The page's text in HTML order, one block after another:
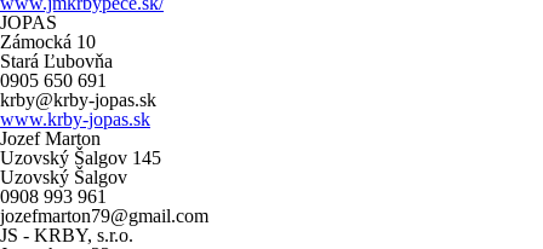
JOPAS
Zámocká 10
Stará Ľubovňa
0905 650 691
krby@krby-jopas.sk
www.krby-jopas.sk
Jozef Marton
Uzovský Šalgov 145
Uzovský Šalgov
0908 993 961
jozefmarton79@gmail.com
JS - KRBY, s.r.o.